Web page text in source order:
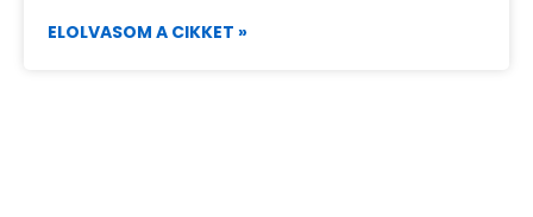
ELOLVASOM A CIKKET »